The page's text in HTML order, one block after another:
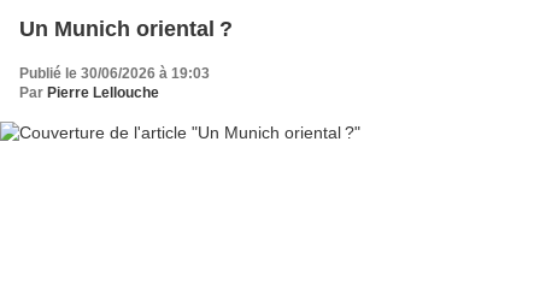
Un Munich oriental ?
Publié le 30/06/2026 à 19:03
Par Pierre Lellouche